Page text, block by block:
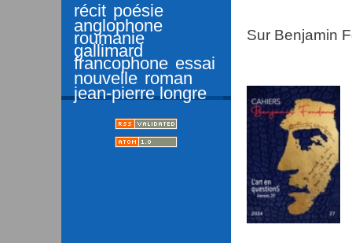
récit poésie
anglophone
roumanie
gallimard
francophone essai
nouvelle roman
jean-pierre longre
Sur Benjamin